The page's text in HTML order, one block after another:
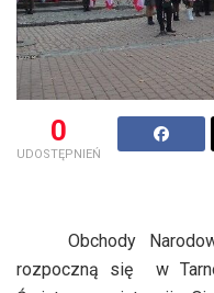
0
UDOSTĘPNIEŃ
Obchody
rozpoczną się
w